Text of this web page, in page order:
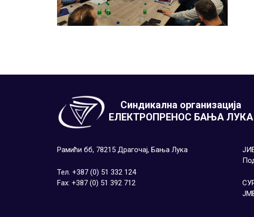
Синдикална организација
ЕЛЕКТРОПРЕНОС БАЊА ЛУКА
Рамићи бб, 78215 Драгочај, Бања Лука
Тел. +387 (0) 51 332 124
Fax: +387 (0) 51 392 712